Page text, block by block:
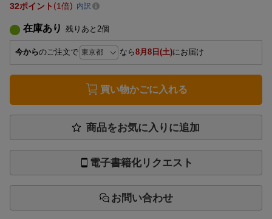
32ポイント 1倍 内訳
在庫あり 残りあと 2個
今からのご注文で なら8月8日(土)にお届け
買い物かごに入れる
商品をお気に入りに追加
電子書籍化リクエスト
お問い合わせ